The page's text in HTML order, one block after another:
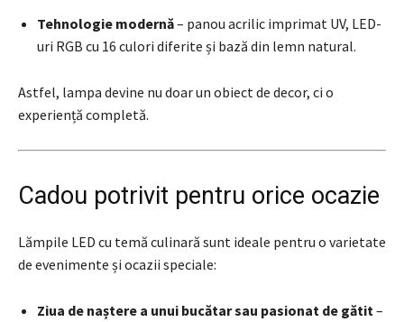
Tehnologie modernă– panou acrilic imprimat UV, LED-
uri RGB cu 16 culori diferite și bază din lemn natural.
Astfel, lampa devine nu doar un obiect de decor, ci o
experiență completă.
Cadou potrivit pentru orice ocazie
Lămpile LED cu temă culinară sunt ideale pentru o varietate
de evenimente și ocazii speciale:
Ziua de naștere a unui bucătar sau pasionat de gătit –